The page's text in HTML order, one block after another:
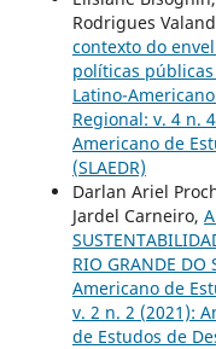
Rodrigues
contexto do
políticas
Latino-
Regional: v. 4 n.
Americano de
(SLAEDR)
Darlan Ariel
Jardel Carneiro,
RIO GRANDE DO
Americano de
v. 2 n. 2 (2021):
de Estudos de